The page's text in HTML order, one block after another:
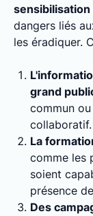
dangers liés
les éradiquer.
grand
commun
collaboratif.
La
comme les
soient
présence
Des